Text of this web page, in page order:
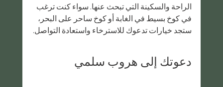
الراحة والسكينة التي تبحث عنها. سواء كنت ترغب
في كوخ بسيط في الغابة أو كوخ ساحر على البحر،
ستجد خيارات تدعوك للاسترخاء واستعادة التواصل.
دعوتك إلى هروب سلمي